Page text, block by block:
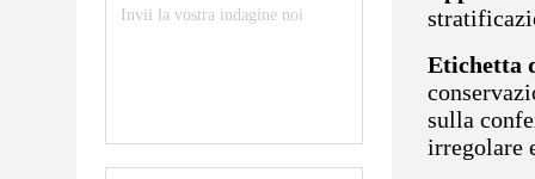
Etichetta
sulla
irregolare